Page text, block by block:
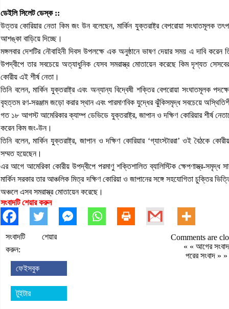
ডেইলি সিলেট ডেস্ক ::
উত্তর কোরিয়ার নেতা কিম জং উন বলেছেন, মার্কিন যুক্তরাষ্ট্র বেপরোয়া সংঘাতমূলক
আশঙ্কা বাড়িয়ে দিচ্ছে।
মঙ্গলবার দেশটির নৌবাহিনী দিবস উপলক্ষে এক অনুষ্ঠানে ভাষণ দেয়ার সময় এ দাবি করেন
উপদ্বীপে তার সবচেয়ে অত্যাধুনিক যেসব সমরাস্ত্র মোতায়েন করেছে কিম দৃশ্যত
কোরীয় এই শীর্ষ নেতা।
তিনি বলেন, মার্কিন যুক্তরাষ্ট্র এবং অন্যান্য বিদ্বেষী শক্তির বেপরোয়া সংঘাতমূলক
বৃহত্তম রণ-সরঞ্জাম জড়ো করার স্থান এবং পারমাণবিক যুদ্ধের ঝুঁকিসমৃদ্ধ সবচেয়ে
গত ১৮ আগস্ট আমেরিকার ক্যাম্প ডেভিডে যুক্তরাষ্ট্র, জাপান ও দক্ষিণ কোরিয়ার শীর্ষ
করেন কিম জং-উন।
তিনি বলেন, মার্কিন যুক্তরাষ্ট্র, জাপান ও দক্ষিণ কোরিয়ার ‘গ্যাংস্টাররা’ ওই বৈঠকে
সম্মত হয়েছেন।
এর আগে আমেরিকা কোরীয় উপদ্বীপে পরমাণু শক্তিশালিত ব্যালিস্টিক ক্ষেপণাস্ত্র-সমৃদ্ধ
মার্কিন সরকার তার আঞ্চলিক মিত্র দক্ষিণ কোরিয়া ও জাপানের সঙ্গে সহযোগিতা চুক্তির
অঞ্চলে এসব সমরাস্ত্র মোতায়েন করেছে।
সংবাদটি শেয়ার করুন
সংবাদটি শেয়ার
করুন:
ফেইসবুক
টুইটার
Comments are
« « আগের সংবাদ
পরের সংবাদ » »